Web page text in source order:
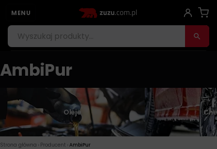
MENU
AmbiPur
Oleje
Strona główna › Producent › AmbiPur